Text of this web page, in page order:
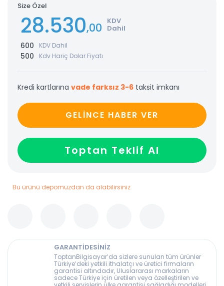
Size Özel
28.530,00 KDV
Dahil
600 KDV Dahil
500 Kdv Hariç Dolar Fiyatı
Kredi kartlarına vade farksız 3-6 taksit imkanı
GELİNCE HABER VER
Toptan Teklif Al
Bu ürünü depomuzdan da alabilirsiniz
GARANTİDESİNİZ
ToptanBilgisayar’da sizlere sunulan tüm ürünler
Türkiye’deki yetkili ithalatçı ve üretici firmaların
garantisi altındadır, Uluslararası markaların
sadece Türkiye için üretilen veya özelleştirilen ve